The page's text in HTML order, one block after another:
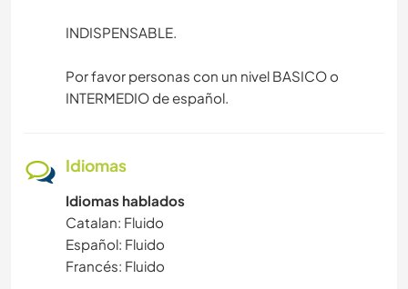
INDISPENSABLE.
Por favor personas con un nivel BASICO o
INTERMEDIO de español.
Idiomas
Idiomas hablados
Catalan: Fluido
Español: Fluido
Francés: Fluido